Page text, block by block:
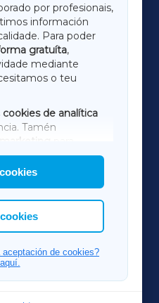
por profesionais,
información
Para poder
gratuíta,
mediante
o teu
cookies de analítica
Tamén
a elección das
de cookies?